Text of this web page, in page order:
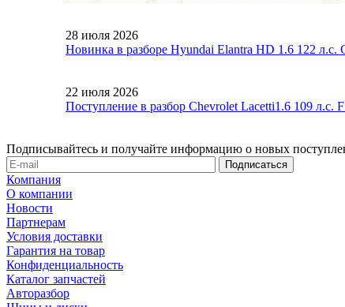
28 июля 2026
Новинка в разборе Hyundai Elantra HD 1.6 122
22 июля 2026
Поступление в разбор Chevrolet Lacetti1.6 109
Подписывайтесь и получайте информацию о новых
Компания
О компании
Новости
Партнерам
Условия доставки
Гарантия на товар
Конфиденциальность
Каталог запчастей
Авторазбор